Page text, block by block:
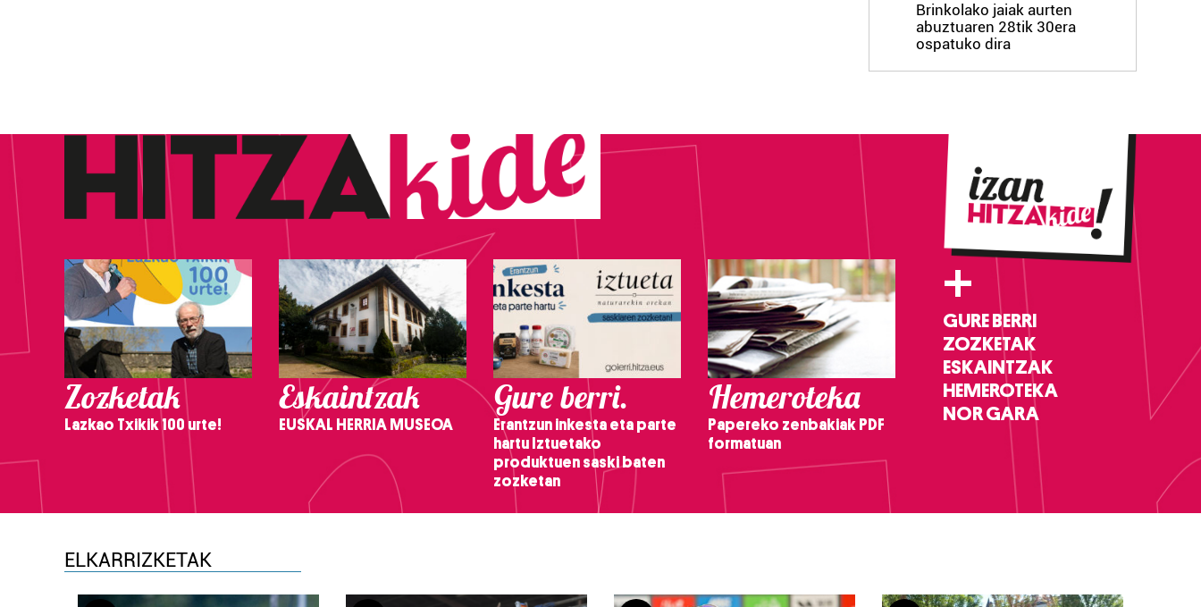
Brinkolako jaiak aurten
abuztuaren 28tik 30era
ospatuko dira
Zozketak
Lazkao Txikik 100 urte!
Eskaintzak
EUSKAL HERRIA MUSEOA
Gure berri.
Erantzun inkesta eta parte
hartu Iztuetako
produktuen saski baten
zozketan
Hemeroteka
Papereko zenbakiak PDF
formatuan
+
GURE BERRI
ZOZKETAK
ESKAINTZAK
HEMEROTEKA
NOR GARA
ELKARRIZKETAK